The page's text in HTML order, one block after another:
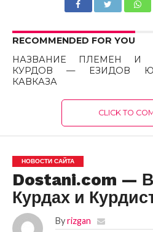
RECOMMENDED FOR YOU
НАЗВАНИЕ ПЛЕМЕН И
КУРДОВ — ЕЗИДОВ
КАВКАЗА
CLICK TO
НОВОСТИ САЙТА
Dostani.com —
Курдах и
By rizgan